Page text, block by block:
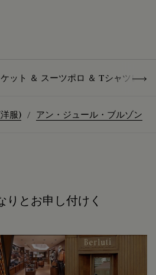
ット ＆ スーツポロ ＆ Tシャツ レザ
服) アン・ジュール・ブルゾン
りとお申し付けく